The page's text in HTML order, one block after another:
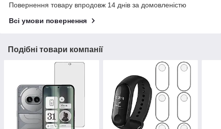
Повернення товару впродовж 14 днів за домовленістю
Всі умови повернення
Подібні товари компанії